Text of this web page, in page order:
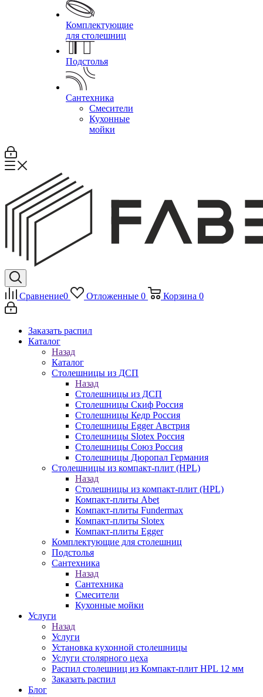
Комплектующие
для столешниц
Подстолья
Сантехника
Смесители
Кухонные
мойки
Сравнение0 Отложенные 0 Корзина 0
Заказать распил
Каталог
Назад
Каталог
Столешницы из ДСП
Назад
Столешницы из ДСП
Столешницы Скиф Россия
Столешницы Кедр Россия
Столешницы Egger Австрия
Столешницы Slotex Россия
Столешницы Союз Россия
Столешницы Дюропал Германия
Столешницы из компакт-плит (HPL)
Назад
Столешницы из компакт-плит (HPL)
Компакт-плиты Abet
Компакт-плиты Fundermax
Компакт-плиты Slotex
Компакт-плиты Egger
Комплектующие для столешниц
Подстолья
Сантехника
Назад
Сантехника
Смесители
Кухонные мойки
Услуги
Назад
Услуги
Установка кухонной столешницы
Услуги столярного цеха
Распил столешниц из Компакт-плит HPL 12 мм
Заказать распил
Блог